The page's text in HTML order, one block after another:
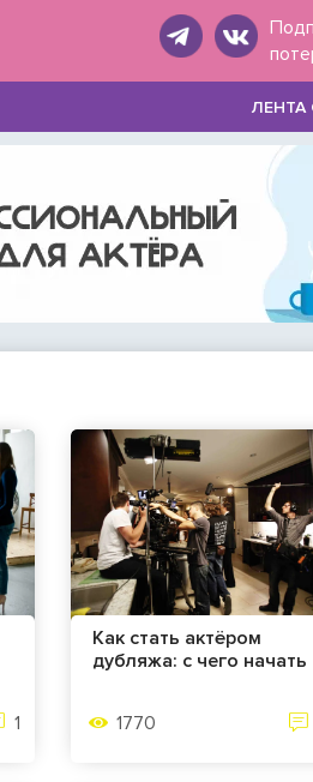
1
Как стать актёром
дубляжа: с чего начать
1770